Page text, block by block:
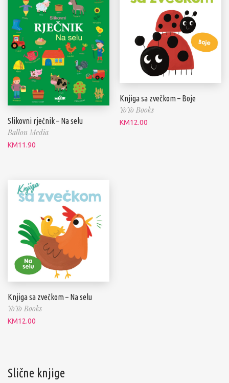
Slikovni rječnik – Na selu
Ballon Media
KM11.90
Knjiga sa zvečkom – Boje
YoYo Books
KM12.00
Knjiga sa zvečkom – Na selu
YoYo Books
KM12.00
Slične knjige